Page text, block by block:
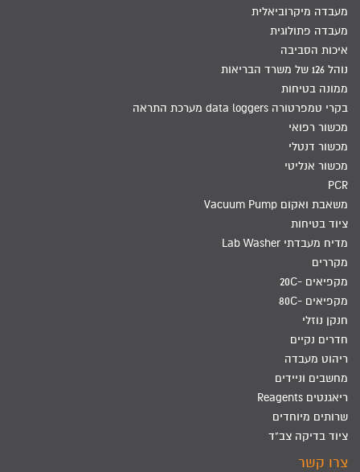
מעבדה מיקרוביאלית
מעבדה פתולוגית
איכות הסביבה
נוהל 126 של משרד הבריאות
ממונה בטיחות
בקרי טמפרטורה data loggers מערכת התראה
מכשור רפואי
מכשור דנטלי
מכשור אנליטי
PCR
משאבת ואקום Vacuum Pump
ציוד בטיחות
מדיח מעבדתי Lab Washer
מקררים
מקפיאים -20C
מקפיאים -80C
חנקן נוזלי
חדרים נקיים
ריהוט מעבדה
מחשבים וניידים
ריאגנטים Reagents
שרותים מיוחדים
ציוד בדיקה צב"ד
צרו קשר